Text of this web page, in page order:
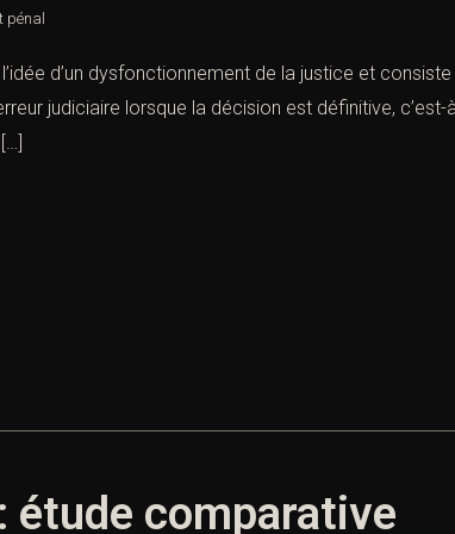
pénal
d’un dysfonctionnement de la justice et
judiciaire lorsque la décision est définitive,
étude comparative